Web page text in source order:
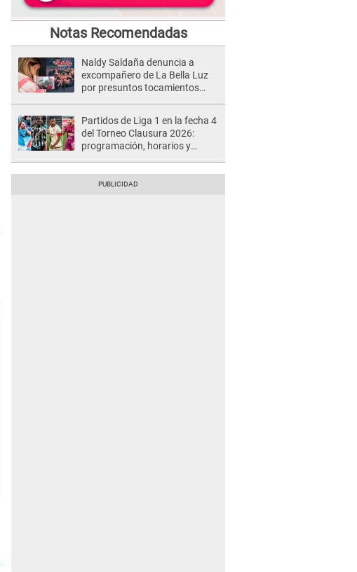
Notas Recomendadas
Naldy Saldaña denuncia a
excompañero de La Bella Luz
por presuntos tocamientos
Partidos de Liga 1 en la fecha 4
del Torneo Clausura 2026:
programación, horarios y